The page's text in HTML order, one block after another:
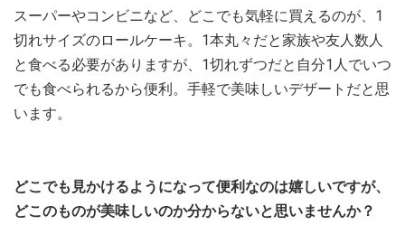
スーパーやコンビニなど、どこでも気軽に買えるのが、1
切れサイズのロールケーキ。1本丸々だと家族や友人数人
と食べる必要がありますが、1切れずつだと自分1人でいつ
でも食べられるから便利。手軽で美味しいデザートだと思
います。
どこでも見かけるようになって便利なのは嬉しいですが、
どこのものが美味しいのか分からないと思いませんか？